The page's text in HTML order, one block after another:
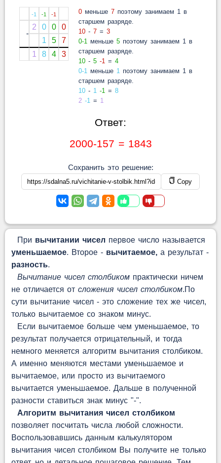
-1 -1 -1
-
2 0 0
0
1
5
7
1
8 4 3
0 меньше 7 поэтому занимаем 1 в
старшем разряде.
10 - 7 = 3
0-1 меньше 5 поэтому занимаем 1 в
старшем разряде.
10 - 5 -1 = 4
0-1 меньше 1 поэтому занимаем 1 в
старшем разряде.
10 - 1 -1 = 8
2 -1 = 1
Ответ:
2000-157 = 1843
Сохранить это решение:
Copy
При вычитании чисел первое число называется
уменьшаемое. Второе - вычитаемое,а результат -
разность.
Вычитание чисел столбикомпрактически ничем
не отличается от сложения чисел столбиком.По
сути вычитание чисел - это сложение тех же чисел,
только вычитаемое со знаком минус.
Если вычитаемое больше чем уменьшаемое, то
результат получается отрицательный, и тогда
немного меняется алгоритм вычитания столбиком.
А именно меняются местами уменьшаемое и
вычитаемое, или просто из вычитаемого
вычитается уменьшаемое. Дальше в полученной
разности ставиться знак минус "-".
Алгоритм вычитания чисел столбиком
позволяет посчитать числа любой сложности.
Воспользовавшись данным калькулятором
вычитания чисел столбиком Вы получите не только